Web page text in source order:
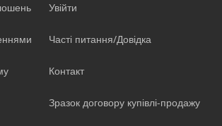
Увійти
Часті питання/Довідка
Контакт
Зразок договору купівлі-продажу